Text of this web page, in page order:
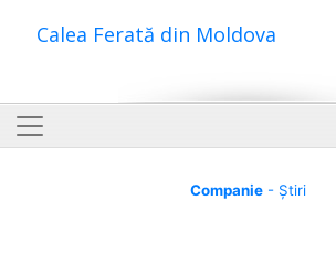
Calea Ferată din Moldova
Companie- Știri